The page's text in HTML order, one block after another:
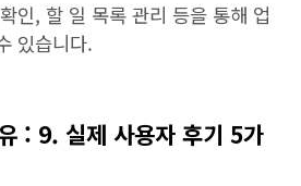
인, 할 일 목록 관리 등을 통해 업
있습니다.
: 9. 실제 사용자 후기 5가